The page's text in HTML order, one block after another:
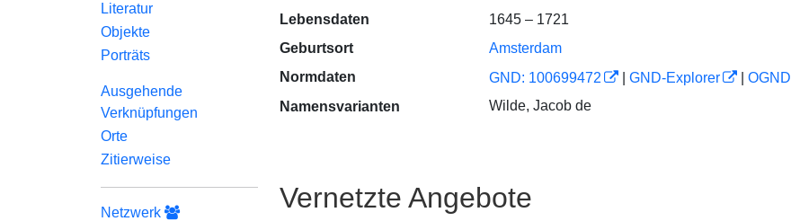
Literatur
Objekte
Porträts
Ausgehende
Verknüpfungen
Orte
Zitierweise
Netzwerk
Lebensdaten
1645 – 1721
Geburtsort
Amsterdam
Normdaten
GND: 100699472 GND-Explorer OGND
Namensvarianten
Wilde, Jacob de
Vernetzte Angebote